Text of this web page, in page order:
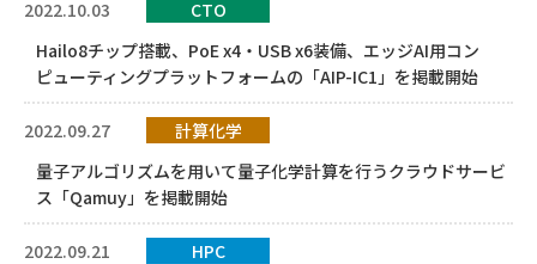
2022.10.03
CTO
Hailo8チップ搭載、PoE x4・USB x6装備、エッジAI用コン
ピューティングプラットフォームの「AIP-IC1」を掲載開始
2022.09.27
計算化学
量子アルゴリズムを用いて量子化学計算を行うクラウドサービ
ス「Qamuy」を掲載開始
2022.09.21
HPC